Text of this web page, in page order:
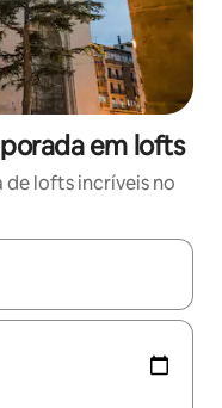
em lofts
lofts incríveis no
explore-os